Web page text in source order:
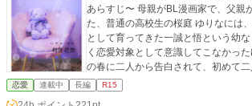
あらすじ〜 母親がBL漫画家で、父親
た、普通の高校生の桜庭 ゆりなには
として育ってきた一誠と悟という幼
く恋愛対象として意識してこなかっ
の春に二人から告白されて、初めて
識し始めて…。 果たしてゆりなはどち
じみとの三角関係ラブストーリー。 ※前作を読まなくても、
恋愛 連載中 長編 R15